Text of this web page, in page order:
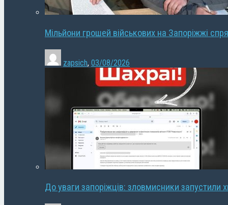
Мільйони грошей військових на Запоріжжі
zapsich, 03/08/2026
До уваги запоріжців: зловмисники запустили